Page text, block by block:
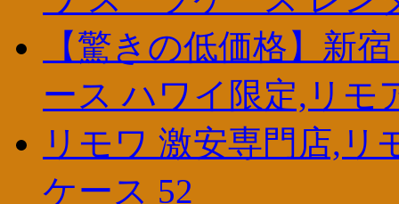
【驚きの低価格】新
ース ハワイ限定,リモ
リモワ 激安専門店,リ
ケース 52